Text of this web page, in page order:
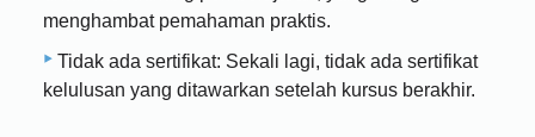
menghambat pemahaman praktis.
Tidak ada sertifikat: Sekali lagi, tidak ada sertifikat
kelulusan yang ditawarkan setelah kursus berakhir.